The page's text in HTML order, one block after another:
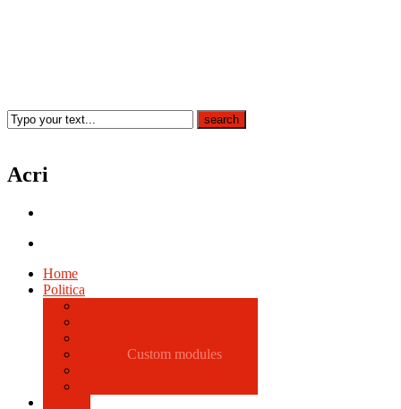
Acri
Home
Politica
Custom modules